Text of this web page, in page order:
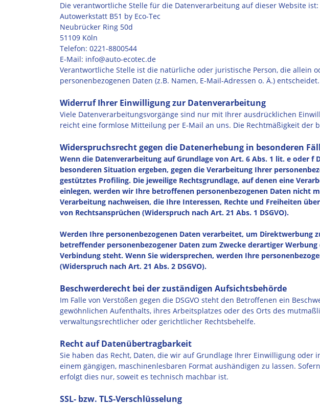
Die verantwortliche Stelle für die Datenverarbeitung auf dieser Website ist:
Autowerkstatt B51 by Eco-Tec
Neubrücker Ring 50d
51109 Köln
Telefon: 0221-8800544
E-Mail: info@auto-ecotec.de
Verantwortliche Stelle ist die natürliche oder juristische Person, die allein
personenbezogenen Daten (z.B. Namen, E-Mail-Adressen o. Ä.) entscheidet.
Widerruf Ihrer Einwilligung zur Datenverarbeitung
Viele Datenverarbeitungsvorgänge sind nur mit Ihrer ausdrücklichen
reicht eine formlose Mitteilung per E-Mail an uns. Die Rechtmäßigkeit
Widerspruchsrecht gegen die Datenerhebung in besonderen
Wenn die Datenverarbeitung auf Grundlage von Art. 6 Abs. 1 lit. e oder f
besonderen Situation ergeben, gegen die Verarbeitung Ihrer
gestütztes Profiling. Die jeweilige Rechtsgrundlage, auf denen eine
einlegen, werden wir Ihre betroffenen personenbezogenen Daten nicht
Verarbeitung nachweisen, die Ihre Interessen, Rechte und Freiheiten
von Rechtsansprüchen (Widerspruch nach Art. 21 Abs. 1 DSGVO).
Werden Ihre personenbezogenen Daten verarbeitet, um Direktwerbung
betreffender personenbezogener Daten zum Zwecke derartiger
Verbindung steht. Wenn Sie widersprechen, werden Ihre
(Widerspruch nach Art. 21 Abs. 2 DSGVO).
Beschwerderecht bei der zuständigen Aufsichtsbehörde
Im Falle von Verstößen gegen die DSGVO steht den Betroffenen ein
gewöhnlichen Aufenthalts, ihres Arbeitsplatzes oder des Orts des
verwaltungsrechtlicher oder gerichtlicher Rechtsbehelfe.
Recht auf Datenübertragbarkeit
Sie haben das Recht, Daten, die wir auf Grundlage Ihrer Einwilligung
einem gängigen, maschinenlesbaren Format aushändigen zu lassen.
erfolgt dies nur, soweit es technisch machbar ist.
SSL- bzw. TLS-Verschlüsselung